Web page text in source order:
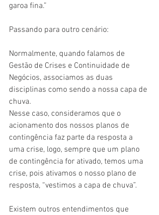
garoa fina.”
Passando para outro cenário:
Normalmente, quando falamos de
Gestão de Crises e Continuidade de
Negócios, associamos as duas
disciplinas como sendo a nossa capa de
chuva.
Nesse caso, consideramos que o
acionamento dos nossos planos de
contingência faz parte da resposta a
uma crise, logo, sempre que um plano
de contingência for ativado, temos uma
crise, pois ativamos o nosso plano de
resposta, “vestimos a capa de chuva”.
Existem outros entendimentos que